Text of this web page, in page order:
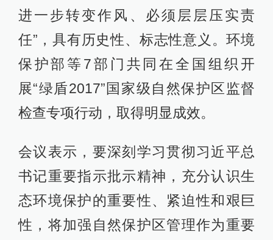
进一步转变作风、必须层层压实责
任”，具有历史性、标志性意义。环境
保护部等7部门共同在全国组织开
展“绿盾2017”国家级自然保护区监督
检查专项行动，取得明显成效。
会议表示，要深刻学习贯彻习近平总
书记重要指示批示精神，充分认识生
态环境保护的重要性、紧迫性和艰巨
性，将加强自然保护区管理作为重要